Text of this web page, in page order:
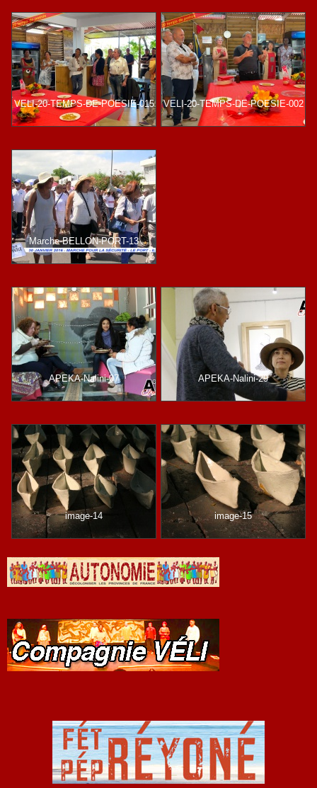
VELI-20-TEMPS-DE-POESIE-015 VELI-20-TEMPS-DE-POESIE-002
Marche-BELLON-PORT-13
APEKA-Nalini-07 APEKA-Nalini-29
image-14 image-15